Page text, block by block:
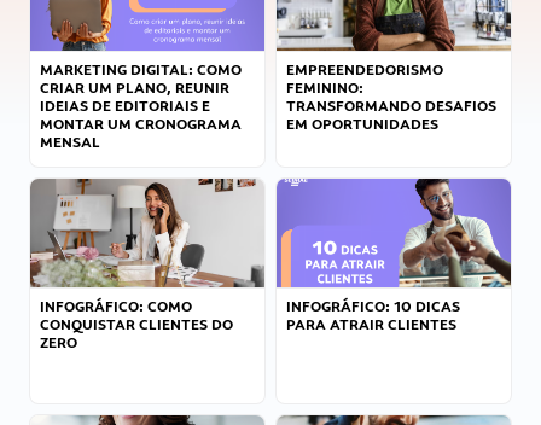
MARKETING DIGITAL: COMO
CRIAR UM PLANO, REUNIR
IDEIAS DE EDITORIAIS E
MONTAR UM CRONOGRAMA
MENSAL
EMPREENDEDORISMO
FEMININO:
TRANSFORMANDO DESAFIOS
EM OPORTUNIDADES
INFOGRÁFICO: COMO
CONQUISTAR CLIENTES DO
ZERO
INFOGRÁFICO: 10 DICAS
PARA ATRAIR CLIENTES